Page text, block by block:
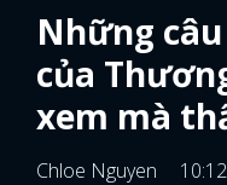
Những
của
xem mà
Chloe Nguyen